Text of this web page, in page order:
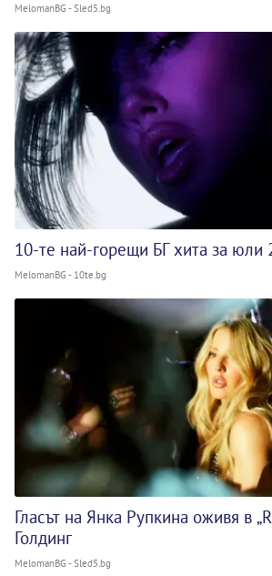
MelomanBG - Sled5.bg
10-те най-горещи БГ хита за юли
MelomanBG - 10te.bg
Гласът на Янка Рупкина оживя в
Голдинг
MelomanBG - Sled5.bg